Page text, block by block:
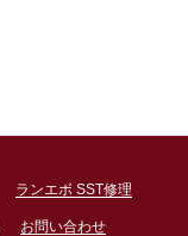
ランエボ SST修理
お問い合わせ